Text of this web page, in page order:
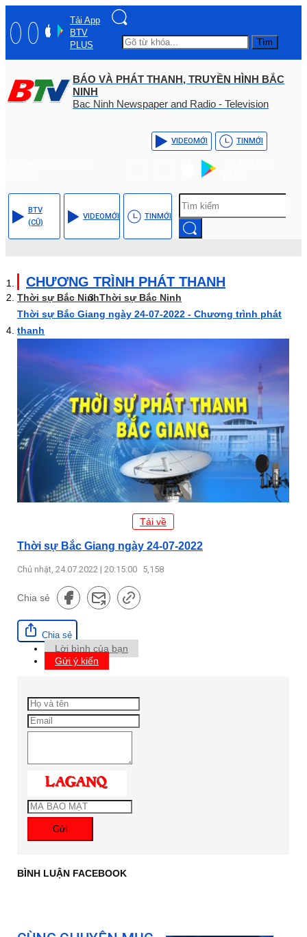
Tải App
BTV
PLUS
Tìm
BÁO VÀ PHÁT THANH, TRUYỀN HÌNH BẮC
NINH
Bac Ninh Newspaper and Radio - Television
VIDEOMỚI TINMỚI
BTV
(CŨ)
VIDEOMỚI TINMỚI
CHƯƠNG TRÌNH PHÁT THANH
Thời sự Bắc NinhThời sự Bắc Ninh
Thời sự Bắc Giang ngày 24-07-2022 - Chương trình phát
thanh
Tải về
Thời sự Bắc Giang ngày 24-07-2022
Chủ nhật, 24.07.2022 | 20:15:00 5,158
Chia sẻ
Chia sẻ
Lời bình của bạn
Gửi ý kiến
Gửi
BÌNH LUẬN FACEBOOK